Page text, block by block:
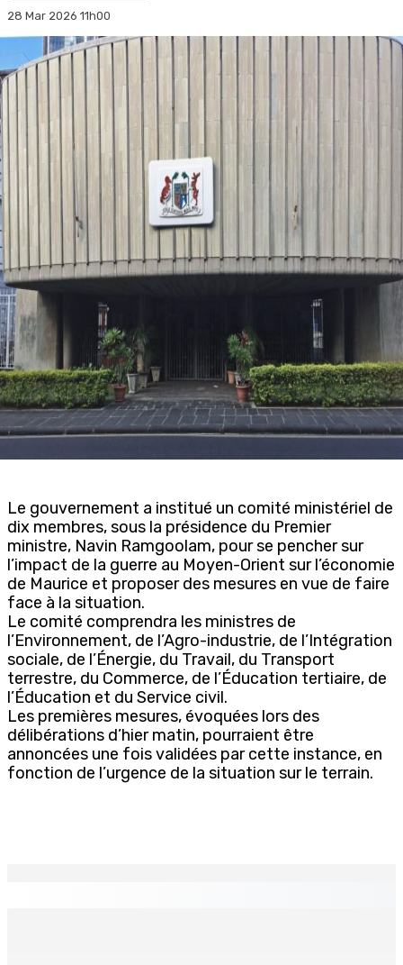
28 Mar 2026 11h00
Le gouvernement a institué un comité ministériel de
dix membres, sous la présidence du Premier
ministre, Navin Ramgoolam, pour se pencher sur
l’impact de la guerre au Moyen-Orient sur l’économie
de Maurice et proposer des mesures en vue de faire
face à la situation.
Le comité comprendra les ministres de
l’Environnement, de l’Agro-industrie, de l’Intégration
sociale, de l’Énergie, du Travail, du Transport
terrestre, du Commerce, de l’Éducation tertiaire, de
l’Éducation et du Service civil.
Les premières mesures, évoquées lors des
délibérations d’hier matin, pourraient être
annoncées une fois validées par cette instance, en
fonction de l’urgence de la situation sur le terrain.